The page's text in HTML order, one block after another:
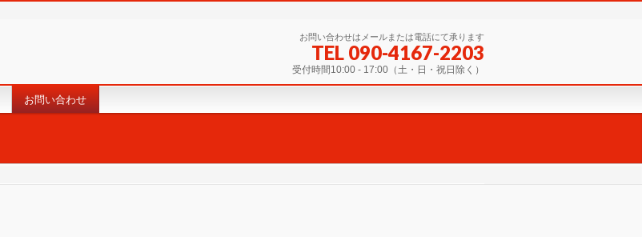
お問い合わせはメールまたは電話にて承ります
TEL 090-4167-2203
受付時間10:00 - 17:00（土・日・祝日除く）
お問い合わせ